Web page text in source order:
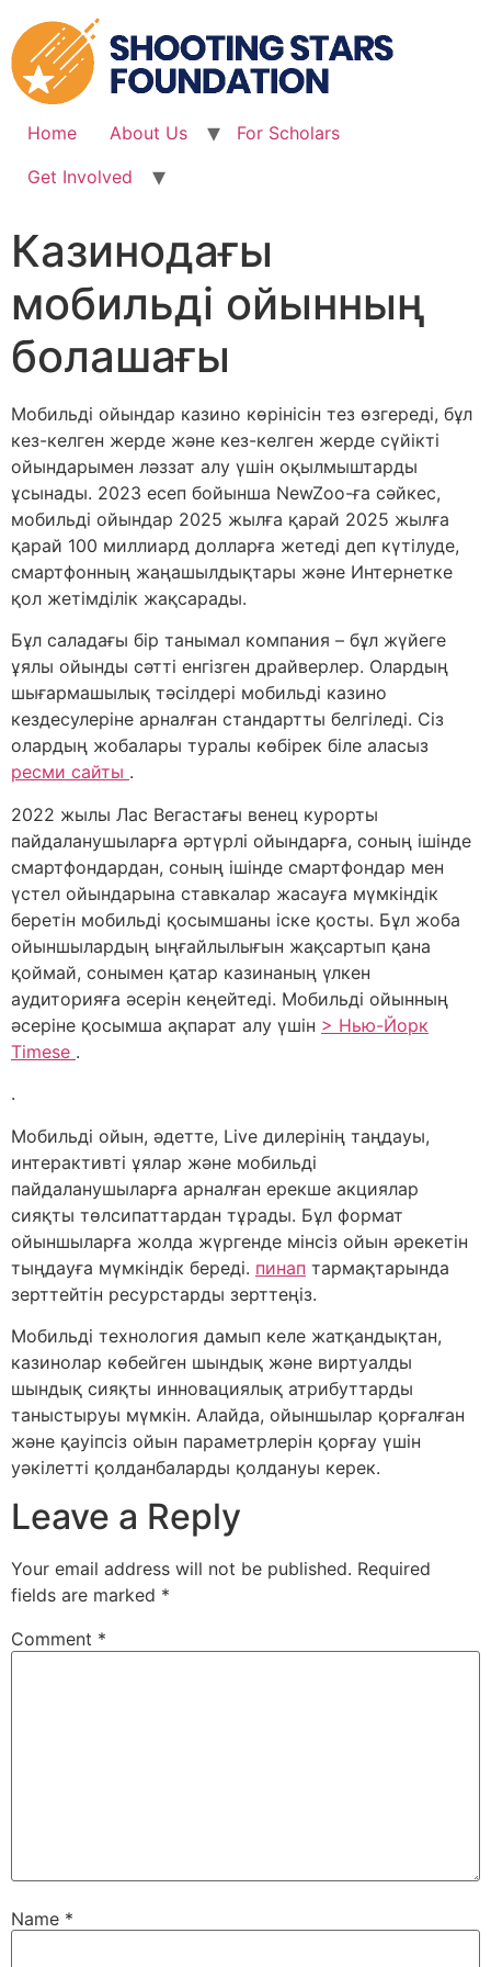
to
content
Home About Us
For Scholars
Get Involved
Казинодағы
мобильді ойынның
болашағы
Мобильді ойындар казино көрінісін тез өзгереді, бұл
кез-келген жерде және кез-келген жерде сүйікті
ойындарымен ләззат алу үшін оқылмыштарды
ұсынады. 2023 есеп бойынша NewZoo-ға сәйкес,
мобильді ойындар 2025 жылға қарай 2025 жылға
қарай 100 миллиард долларға жетеді деп күтілуде,
смартфонның жаңашылдықтары және Интернетке
қол жетімділік жақсарады.
Бұл саладағы бір танымал компания – бұл жүйеге
ұялы ойынды сәтті енгізген драйверлер. Олардың
шығармашылық тәсілдері мобильді казино
кездесулеріне арналған стандартты белгіледі. Сіз
олардың жобалары туралы көбірек біле аласыз
ресми сайты .
2022 жылы Лас Вегастағы венец курорты
пайдаланушыларға әртүрлі ойындарға, соның ішінде
смартфондардан, соның ішінде смартфондар мен
үстел ойындарына ставкалар жасауға мүмкіндік
беретін мобильді қосымшаны іске қосты. Бұл жоба
ойыншылардың ыңғайлылығын жақсартып қана
қоймай, сонымен қатар казинаның үлкен
аудиторияға әсерін кеңейтеді. Мобильді ойынның
әсеріне қосымша ақпарат алу үшін > Нью-Йорк
Timese .
.
Мобильді ойын, әдетте, Live дилерінің таңдауы,
интерактивті ұялар және мобильді
пайдаланушыларға арналған ерекше акциялар
сияқты төлсипаттардан тұрады. Бұл формат
ойыншыларға жолда жүргенде мінсіз ойын әрекетін
тыңдауға мүмкіндік береді. пинап тармақтарында
зерттейтін ресурстарды зерттеңіз.
Мобильді технология дамып келе жатқандықтан,
казинолар көбейген шындық және виртуалды
шындық сияқты инновациялық атрибуттарды
таныстыруы мүмкін. Алайда, ойыншылар қорғалған
және қауіпсіз ойын параметрлерін қорғау үшін
уәкілетті қолданбаларды қолдануы керек.
Leave a Reply
Your email address will not be published. Required
fields are marked *
Comment *
Name *